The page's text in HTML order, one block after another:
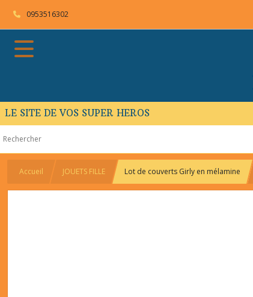
0953516302
LE SITE DE VOS SUPER HEROS
Accueil JOUETS FILLE Lot de couverts Girly en mélamine